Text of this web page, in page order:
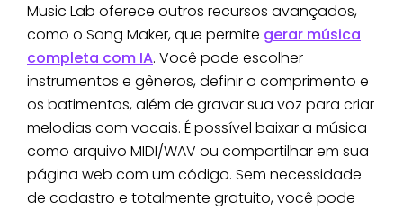
Music Lab oferece outros recursos avançados,
como o Song Maker, que permite gerar música
completa com IA. Você pode escolher
instrumentos e gêneros, definir o comprimento e
os batimentos, além de gravar sua voz para criar
melodias com vocais. É possível baixar a música
como arquivo MIDI/WAV ou compartilhar em sua
página web com um código. Sem necessidade
de cadastro e totalmente gratuito, você pode